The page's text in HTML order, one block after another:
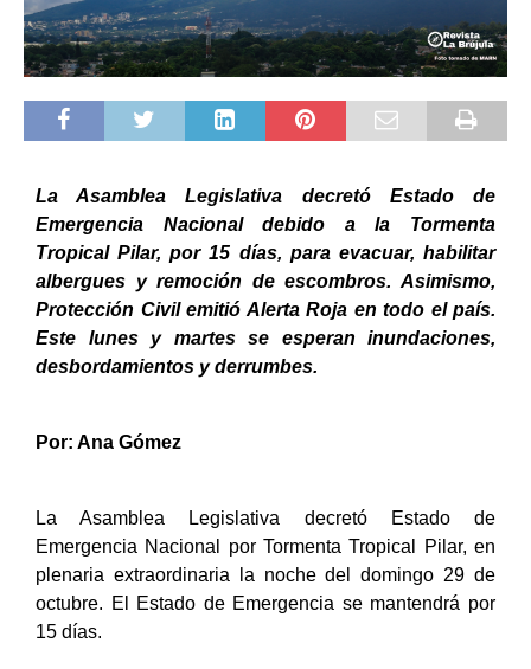
La Asamblea Legislativa decretó Estado de
Emergencia Nacional debido a la Tormenta
Tropical Pilar, por 15 días, para evacuar, habilitar
albergues y remoción de escombros. Asimismo,
Protección Civil emitió Alerta Roja en todo el país.
Este lunes y martes se esperan inundaciones,
desbordamientos y derrumbes.
Por: Ana Gómez
La Asamblea Legislativa decretó Estado de
Emergencia Nacional por Tormenta Tropical Pilar, en
plenaria extraordinaria la noche del domingo 29 de
octubre. El Estado de Emergencia se mantendrá por
15 días.